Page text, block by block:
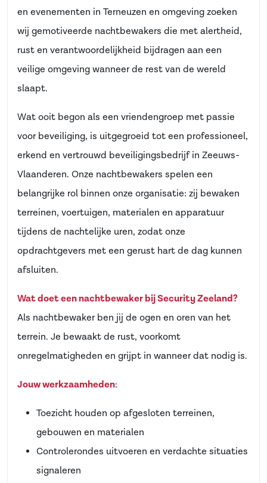
en evenementen in Terneuzen en omgeving zoeken
wij gemotiveerde nachtbewakers die met alertheid,
rust en verantwoordelijkheid bijdragen aan een
veilige omgeving wanneer de rest van de wereld
slaapt.
Wat ooit begon als een vriendengroep met passie
voor beveiliging, is uitgegroeid tot een professioneel,
erkend en vertrouwd beveiligingsbedrijf in Zeeuws-
Vlaanderen. Onze nachtbewakers spelen een
belangrijke rol binnen onze organisatie: zij bewaken
terreinen, voertuigen, materialen en apparatuur
tijdens de nachtelijke uren, zodat onze
opdrachtgevers met een gerust hart de dag kunnen
afsluiten.
Wat doet een nachtbewaker bij Security Zeeland?
Als nachtbewaker ben jij de ogen en oren van het
terrein. Je bewaakt de rust, voorkomt
onregelmatigheden en grijpt in wanneer dat nodig is.
Jouw werkzaamheden:
Toezicht houden op afgesloten terreinen,
gebouwen en materialen
Controlerondes uitvoeren en verdachte situaties
signaleren